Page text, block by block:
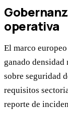
operativa
El marco
ganado
sobre seguridad
requisitos
reporte de